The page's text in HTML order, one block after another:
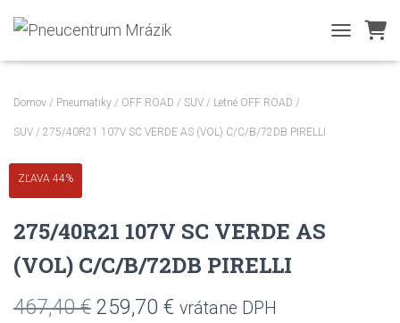
TOGGLE
Domov / Pneumatiky / OFF ROAD / SUV / Letné OFF ROAD /
SUV / 275/40R21 107V SC VERDE AS (VOL) C/C/B/72DB PIRELLI
ZĽAVA 44%
275/40R21 107V SC VERDE AS
(VOL) C/C/B/72DB PIRELLI
467,40€ Pôvodná
259,70 €Aktuálna
vrátane DPH